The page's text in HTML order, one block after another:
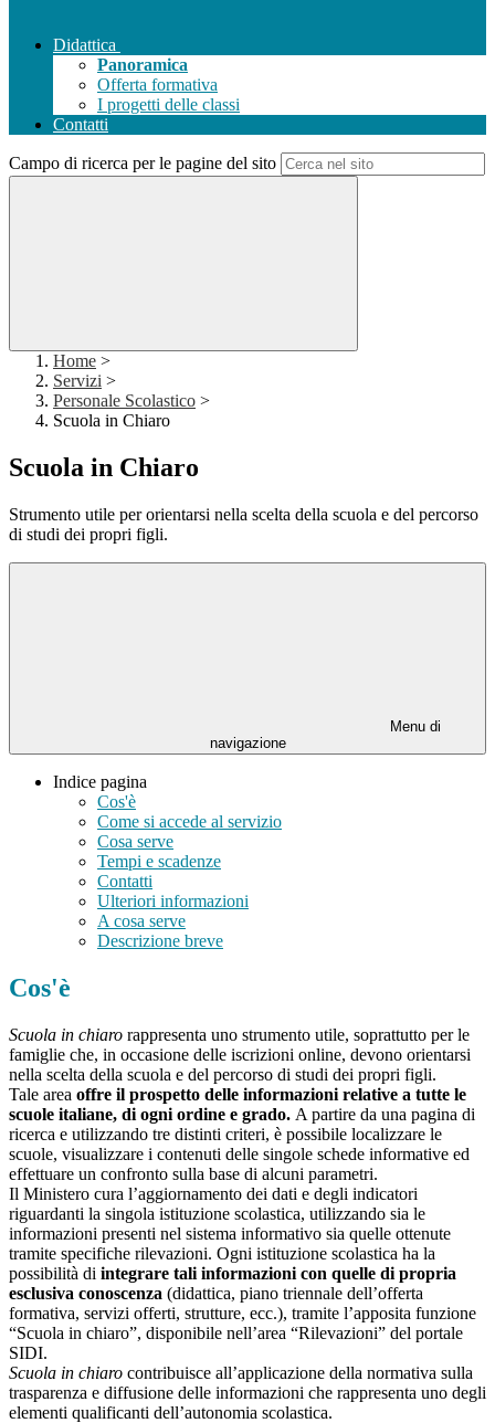
Didattica
Panoramica
Offerta formativa
I progetti delle classi
Contatti
Campo di ricerca per le pagine del sito
Home >
Servizi >
Personale Scolastico >
Scuola in Chiaro
Scuola in Chiaro
Strumento utile per orientarsi nella scelta della scuola e del percorso
di studi dei propri figli.
Menu di
navigazione
Indice pagina
Cos'è
Come si accede al servizio
Cosa serve
Tempi e scadenze
Contatti
Ulteriori informazioni
A cosa serve
Descrizione breve
Cos'è
Scuola in chiaro rappresenta uno strumento utile, soprattutto per le
famiglie che, in occasione delle iscrizioni online, devono orientarsi
nella scelta della scuola e del percorso di studi dei propri figli.
Tale area offre il prospetto delle informazioni relative a tutte le
scuole italiane, di ogni ordine e grado. A partire da una pagina di
ricerca e utilizzando tre distinti criteri, è possibile localizzare le
scuole, visualizzare i contenuti delle singole schede informative ed
effettuare un confronto sulla base di alcuni parametri.
Il Ministero cura l’aggiornamento dei dati e degli indicatori
riguardanti la singola istituzione scolastica, utilizzando sia le
informazioni presenti nel sistema informativo sia quelle ottenute
tramite specifiche rilevazioni. Ogni istituzione scolastica ha la
possibilità di integrare tali informazioni con quelle di propria
esclusiva conoscenza (didattica, piano triennale dell’offerta
formativa, servizi offerti, strutture, ecc.), tramite l’apposita funzione
“Scuola in chiaro”, disponibile nell’area “Rilevazioni” del portale
SIDI.
Scuola in chiaro contribuisce all’applicazione della normativa sulla
trasparenza e diffusione delle informazioni che rappresenta uno degli
elementi qualificanti dell’autonomia scolastica.